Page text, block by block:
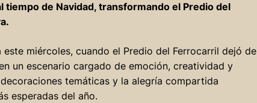
de Navidad, transformando el Predio del
miércoles, cuando el Predio del Ferrocarril dejó de
un escenario cargado de emoción, creatividad y
temáticas y la alegría compartida
esperadas del año.